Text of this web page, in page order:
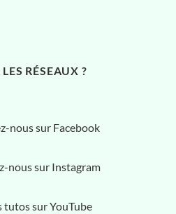
RÉSEAUX ?
nous sur Facebook
nous sur Instagram
tutos sur YouTube